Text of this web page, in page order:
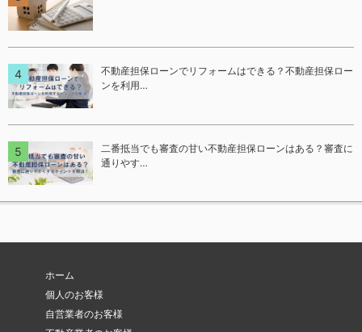
不動産担保ローンでリフォームはできる？不動産担保ロー
ンを利用…
二番抵当でも審査の甘い不動産担保ローンはある？審査に
通りやす…
ホーム
個人のお客様
自営業者のお客様